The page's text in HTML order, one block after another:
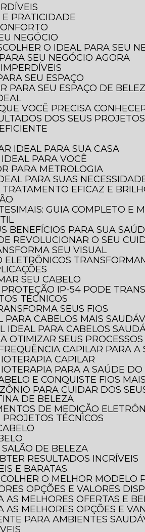
E PRATICIDADE
NEGÓCIO
O IDEAL PARA SEU
SEU NEGÓCIO AGORA
SEU ESPAÇO
PARA SEU ESPAÇO DE
VOCÊ PRECISA
DOS SEUS PROJETOS
IDEAL PARA SUA CASA
PARA VOCÊ
PARA METROLOGIA
PARA SUAS
EFICAZ E
GUIA COMPLETO E
BENEFÍCIOS PARA SUA
REVOLUCIONAR O SEU
SEU VISUAL
SEU CABELO
TÉCNICOS
SEUS FIOS
PARA CABELOS MAIS
IDEAL PARA CABELOS
OTIMIZAR SEUS PROCESSOS
CAPILAR PARA
CAPILAR
PARA A SAÚDE
E CONQUISTE FIOS
DE BELEZA
TÉCNICOS
SALÃO DE BELEZA
RESULTADOS INCRÍVEIS
E BARATAS
O MELHOR MODELO
OPÇÕES E VALORES
AS MELHORES OFERTAS E
AS MELHORES OPÇÕES E
PARA AMBIENTES